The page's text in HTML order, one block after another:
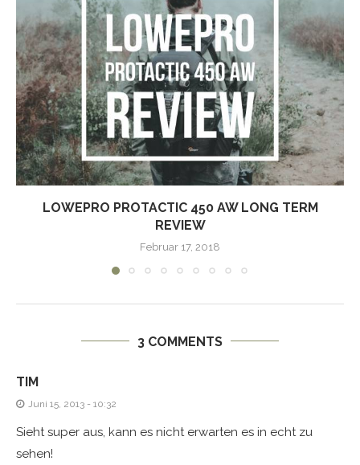
LOWEPRO PROTACTIC 450 AW LONG TERM
REVIEW
Februar 17, 2018
3 COMMENTS
TIM
Juni 15, 2013 - 10:32
Sieht super aus, kann es nicht erwarten es in echt zu
sehen!